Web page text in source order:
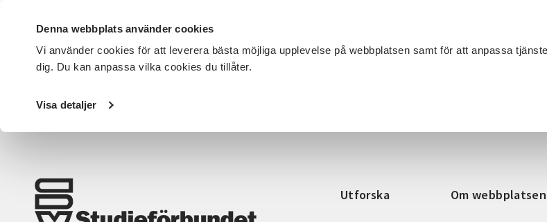
Denna webbplats använder cookies
Vi använder cookies för att leverera bästa möjliga upplevelse på webbplatsen samt för att anpassa
dig. Du kan anpassa vilka cookies du tillåter.
Visa detaljer
DET HÄR GÖR VI FÖR DIG SOM SÖK KURSER OCH EVENEMANG
Startsida / Avdelningar
Utforska Om webbplatsen